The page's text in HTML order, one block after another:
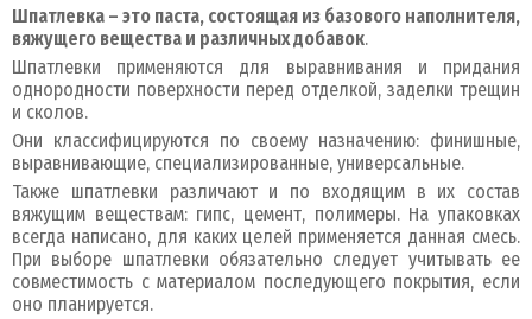
Шпатлевка – это паста, состоящая из базового наполнителя,
вяжущего вещества и различных добавок.
Шпатлевки применяются для выравнивания и придания
однородности поверхности перед отделкой, заделки трещин
и сколов.
Они классифицируются по своему назначению: финишные,
выравнивающие, специализированные, универсальные.
Также шпатлевки различают и по входящим в их состав
вяжущим веществам: гипс, цемент, полимеры. На упаковках
всегда написано, для каких целей применяется данная смесь.
При выборе шпатлевки обязательно следует учитывать ее
совместимость с материалом последующего покрытия, если
оно планируется.